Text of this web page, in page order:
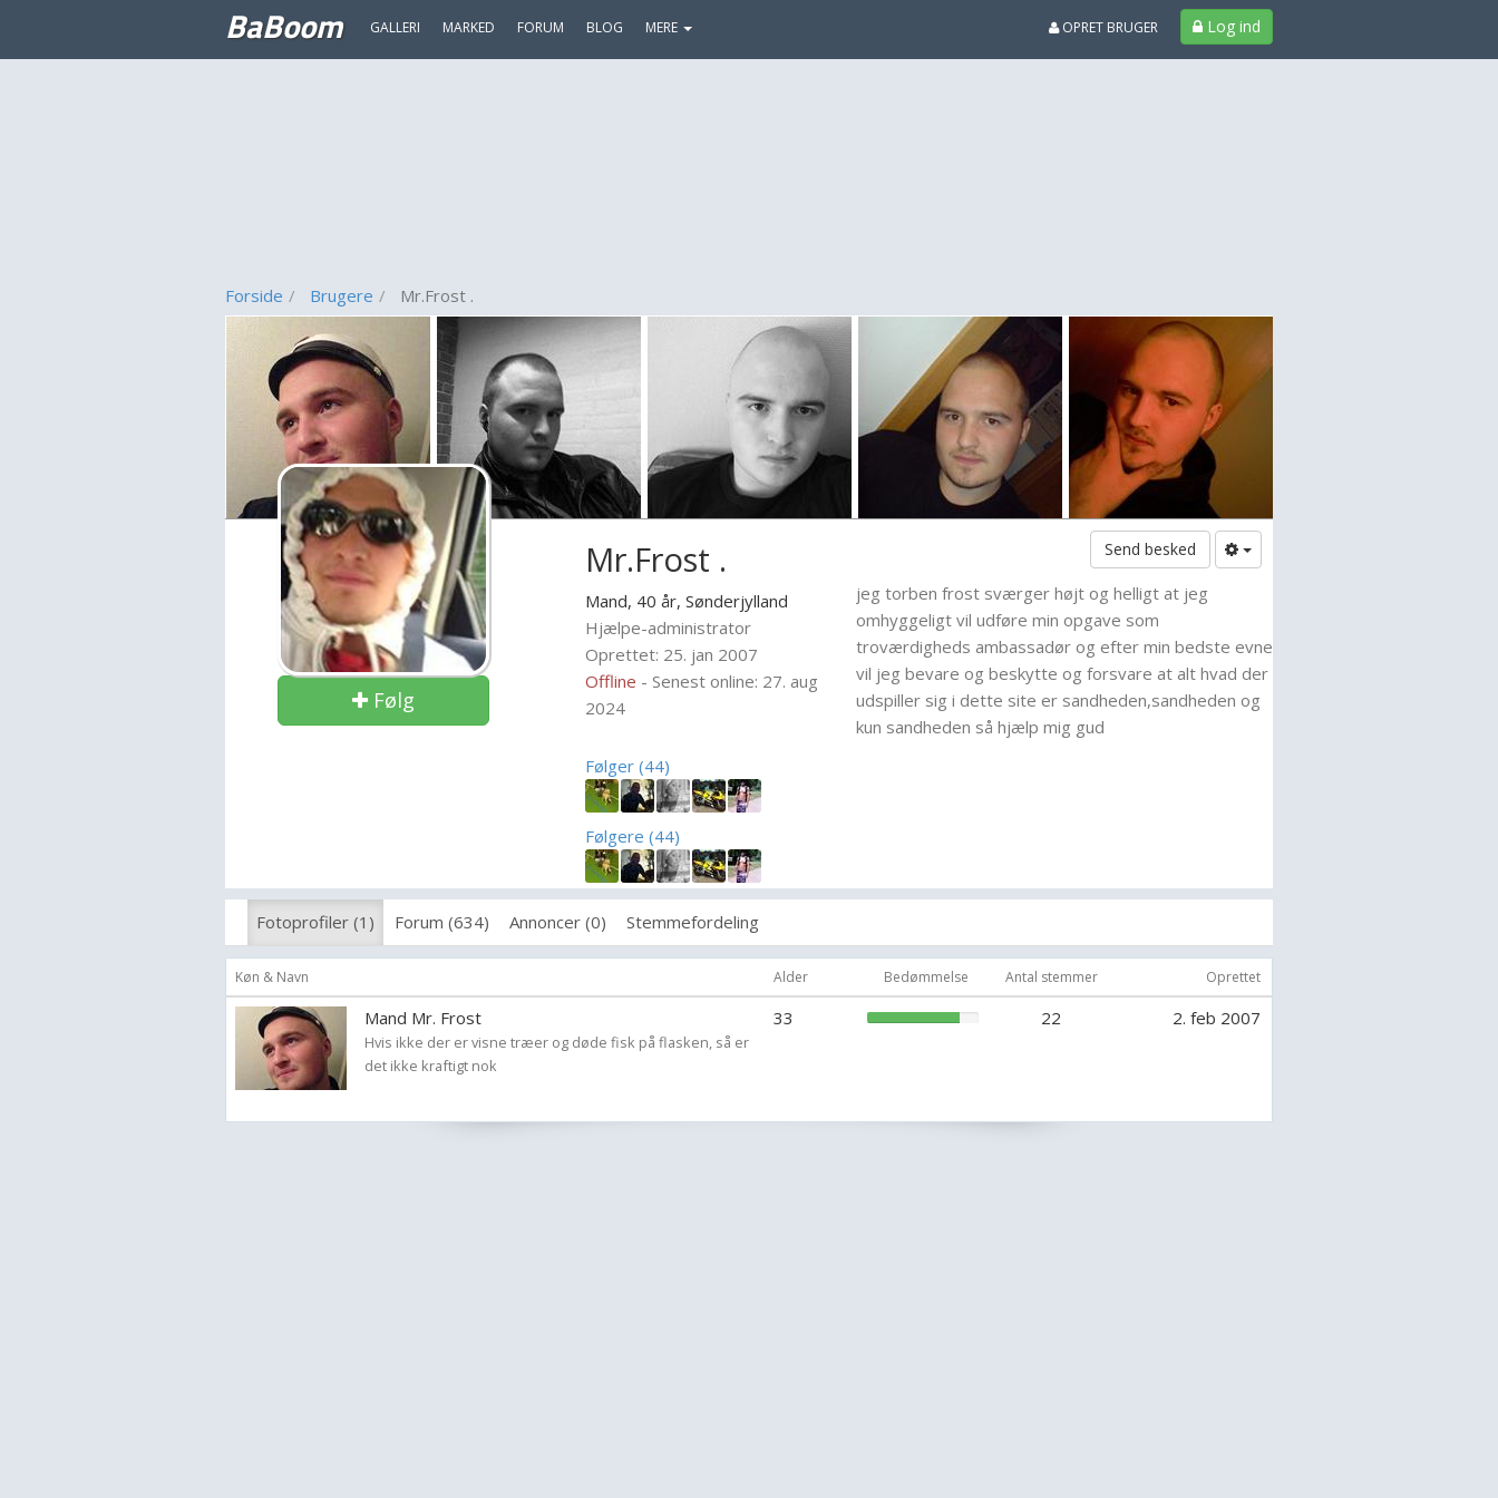
BaBoom GALLERI MARKED FORUM BLOG MERE Log ind
OPRET BRUGER
Forside Brugere Mr.Frost .
Følg
Mr.Frost .
Mand, 40 år,Sønderjylland
Hjælpe-administrator
Oprettet: 25. jan 2007
Offline - Senest online: 27. aug
2024
Følger (44)
Følgere (44)
Send besked
jeg torben frost sværger højt og helligt at jeg
omhyggeligt vil udføre min opgave som
troværdigheds ambassadør og efter min bedste evne
vil jeg bevare og beskytte og forsvare at alt hvad der
udspiller sig i dette site er sandheden,sandheden og
kun sandheden så hjælp mig gud
Fotoprofiler (1) Forum (634) Annoncer (0) Stemmefordeling
Køn & Navn Alder Bedømmelse Antal stemmer Oprettet
Mand Mr. Frost
Hvis ikke der er visne træer og døde fisk på flasken, så er
det ikke kraftigt nok
33 22 2. feb 2007